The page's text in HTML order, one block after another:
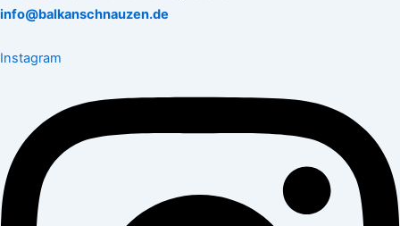
info@balkanschnauzen.de
Instagram